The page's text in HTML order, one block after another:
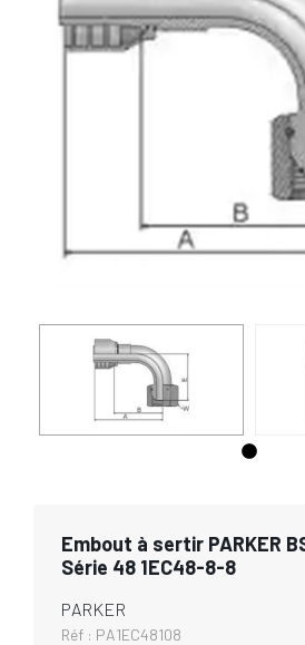
Embout à sertir PARKER
Série 48 1EC48-8-8
PARKER
Réf : PA1EC48108